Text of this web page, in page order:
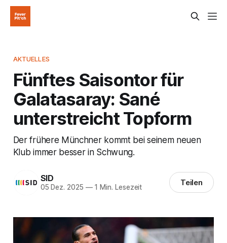
AKTUELLES
Fünftes Saisontor für
Galatasaray: Sané
unterstreicht Topform
Der frühere Münchner kommt bei seinem neuen
Klub immer besser in Schwung.
SID
05 Dez. 2025 —1 Min. Lesezeit Teilen